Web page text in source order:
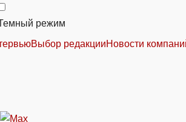
режим
Выбор редакцииНовости